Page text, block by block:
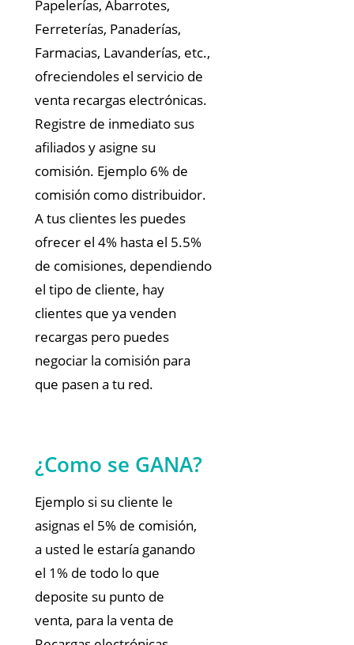
Papelerías, Abarrotes,
Ferreterías, Panaderías,
Farmacias, Lavanderías, etc.,
ofreciendoles el servicio de
venta recargas electrónicas.
Registre de inmediato sus
afiliados y asigne su
comisión. Ejemplo 6% de
comisión como distribuidor.
A tus clientes les puedes
ofrecer el 4% hasta el 5.5%
de comisiones, dependiendo
el tipo de cliente, hay
clientes que ya venden
recargas pero puedes
negociar la comisión para
que pasen a tu red.
¿Como se GANA?
Ejemplo si su cliente le
asignas el 5% de comisión,
a usted le estaría ganando
el 1% de todo lo que
deposite su punto de
venta, para la venta de